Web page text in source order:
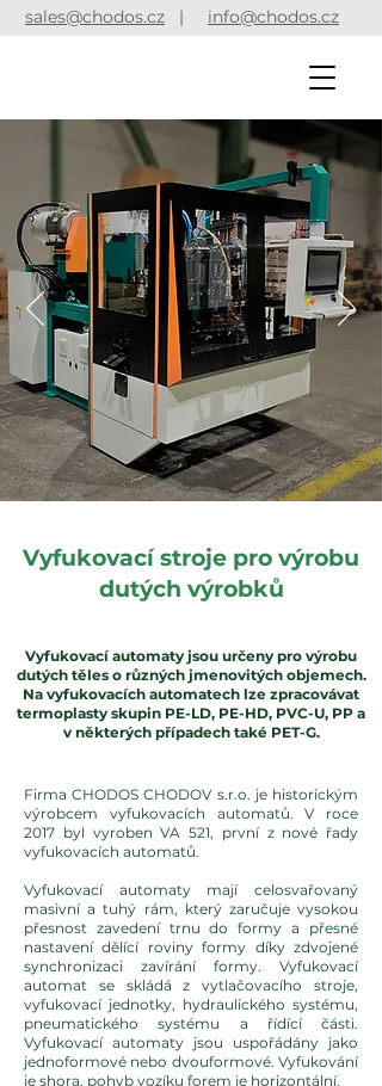
sales@chodos.cz | info@chodos.cz
Vyfukovací stroje pro výrobu
dutých výrobků
Vyfukovací automaty jsou určeny pro výrobu
dutých těles o různých jmenovitých objemech.
Na vyfukovacích automatech lze zpracovávat
termoplasty skupin PE-LD, PE-HD, PVC-U, PP a
v některých případech také PET-G.
Firma CHODOS CHODOV s.r.o. je historickým
výrobcem vyfukovacích automatů. V roce
2017 byl vyroben VA 521, první z nové řady
vyfukovacích automatů.
Vyfukovací automaty mají celosvařovaný
masivní a tuhý rám, který zaručuje vysokou
přesnost zavedení trnu do formy a přesné
nastavení dělící roviny formy díky zdvojené
synchronizaci zavírání formy. Vyfukovací
automat se skládá z vytlačovacího stroje,
vyfukovací jednotky, hydraulického systému,
pneumatického systému a řídící části.
Vyfukovací automaty jsou uspořádány jako
jednoformové nebo dvouformové. Vyfukování
je shora, pohyb vozíku forem je horizontální.